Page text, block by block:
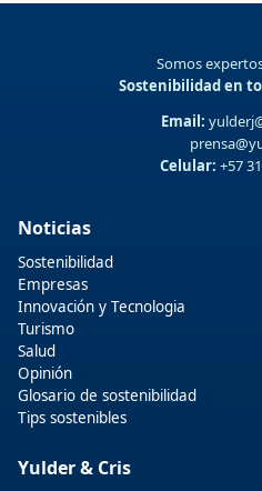
Somos
Sostenibilidad en
Email:
Celular: +57
Noticias
Sostenibilidad
Empresas
Innovación y Tecnologia
Turismo
Salud
Opinión
Glosario de sostenibilidad
Tips sostenibles
Yulder & Cris